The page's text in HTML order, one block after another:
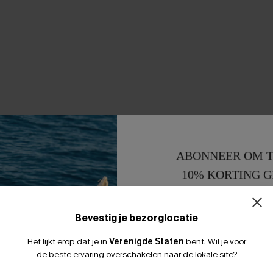
Bevestig je bezorglocatie
Het lijkt erop dat je in Verenigde Staten bent. Wil je voor
de beste ervaring overschakelen naar de lokale site?
ABONNEER OM
10% KORTING